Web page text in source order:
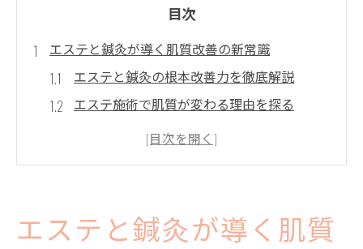
目次
エステと鍼灸が導く肌質改善の新常識
エステと鍼灸の根本改善力を徹底解説
エステ施術で肌質が変わる理由を探る
鍼灸とエステの相乗効果とは何か
たるみ・シワ対策なら美容鍼とエステの相乗効
果
エステと鍼灸が導く肌質